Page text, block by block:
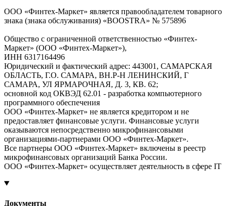
ООО «Финтех-Маркет» является правообладателем товарного
знака (знака обслуживания) «BOOSTRA» № 575896
Общество с ограниченной ответственностью «Финтех-
Маркет» (ООО «Финтех-Маркет»),
ИНН 6317164496
Юридический и фактический адрес: 443001, САМАРСКАЯ
ОБЛАСТЬ, Г.О. САМАРА, ВН.Р-Н ЛЕНИНСКИЙ, Г
САМАРА, УЛ ЯРМАРОЧНАЯ, Д. 3, КВ. 62;
основной код ОКВЭД 62.01 - разработка компьютерного
программного обеспечения
ООО «Финтех-Маркет» не является кредитором и не
предоставляет финансовые услуги. Финансовые услуги
оказываются непосредственно микрофинансовыми
организациями-партнерами ООО «Финтех-Маркет».
Все партнеры ООО «Финтех-Маркет» включены в реестр
микрофинансовых организаций Банка России.
ООО «Финтех-Маркет» осуществляет деятельность в сфере IT
Документы